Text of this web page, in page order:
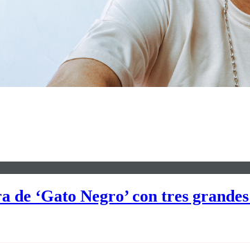
‘Gato Negro’ con tres